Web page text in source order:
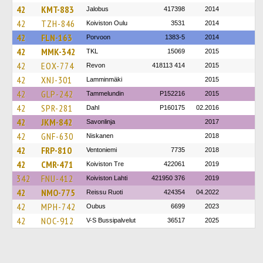
42
KMT-883 Jalobus 417398 2014
42 TZH-846 Koiviston Oulu 3531 2014
42 FLN-163 Porvoon 1383-5 2014
42 MMK-342 TKL 15069 2015
42 EOX-774 Revon 418113 414 2015
42 XNJ-301 Lamminmäki 2015
42 GLP-242 Tammelundin P152216 2015
42 SPR-281 Dahl P160175 02.2016
42 JKM-842 Savonlinja 2017
42 GNF-630 Niskanen 2018
42 FRP-810 Ventoniemi 7735 2018
42 CMR-471 Koiviston Tre 422061 2019
342 FNU-412 Koiviston Lahti 421950 376 2019
42 NMO-775 Reissu Ruoti 424354 04.2022
42 MPH-742 Oubus 6699 2023
42 NOC-912 V-S Bussipalvelut 36517 2025